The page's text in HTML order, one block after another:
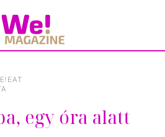
egy óra alatt